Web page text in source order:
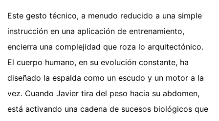
Este gesto técnico, a menudo reducido a una simple
instrucción en una aplicación de entrenamiento,
encierra una complejidad que roza lo arquitectónico.
El cuerpo humano, en su evolución constante, ha
diseñado la espalda como un escudo y un motor a la
vez. Cuando Javier tira del peso hacia su abdomen,
está activando una cadena de sucesos biológicos que